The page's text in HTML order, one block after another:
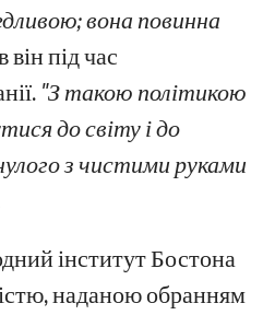
вона повинна
він під час
"З такою політикою
до світу і до
з чистими руками
інститут Бостона
наданою обранням